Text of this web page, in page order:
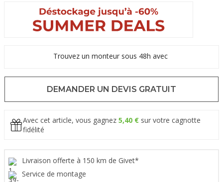
Trouvez un monteur sous 48h avec
DEMANDER UN DEVIS GRATUIT
Avec cet article, vous gagnez 5,40 € sur votre cagnotte
fidélité
Livraison offerte à 150 km de Givet*
Service de montage